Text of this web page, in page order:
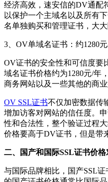
经济高效，速安信的DV通配
以保护一个主域名以及所有
名单独购买和管理证书，大
3、OV单域名证书：约1280
OV证书的安全性和可信度要
域名证书价格约为1280元/年
商务网站以及一些其他的商业
OV SSL证书不仅加密数据传
增加访客对网站的信任度。
性和合法性，整个验证过程
价格要高于DV证书，但是带
二、国产和国际SSL证书价格
与国际品牌相比，国产SSL